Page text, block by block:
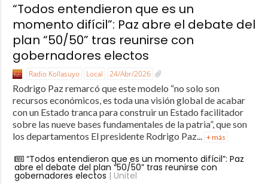
“Todos entendieron que es un
momento difícil”: Paz abre el debate del
plan “50/50” tras reunirse con
gobernadores electos
Radio Kollasuyo Local 24/Abr/2026
Rodrigo Paz remarcó que este modelo “no solo son
recursos económicos, es toda una visión global de acabar
con un Estado tranca para construir un Estado facilitador
sobre las nueve bases fundamentales de la patria”, que son
los departamentos El presidente Rodrigo Paz... + más
“Todos entendieron que es un momento difícil”: Paz
abre el debate del plan “50/50” tras reunirse con
gobernadores electos | Unitel